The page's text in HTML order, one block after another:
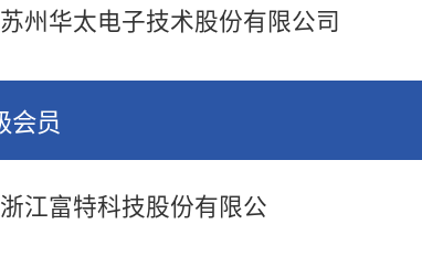
州华太电子技术股份有限公司
会员
江富特科技股份有限公